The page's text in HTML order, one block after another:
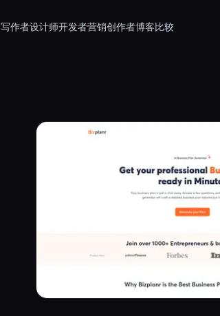
写作者设计师开发者营销创作者博客 比较